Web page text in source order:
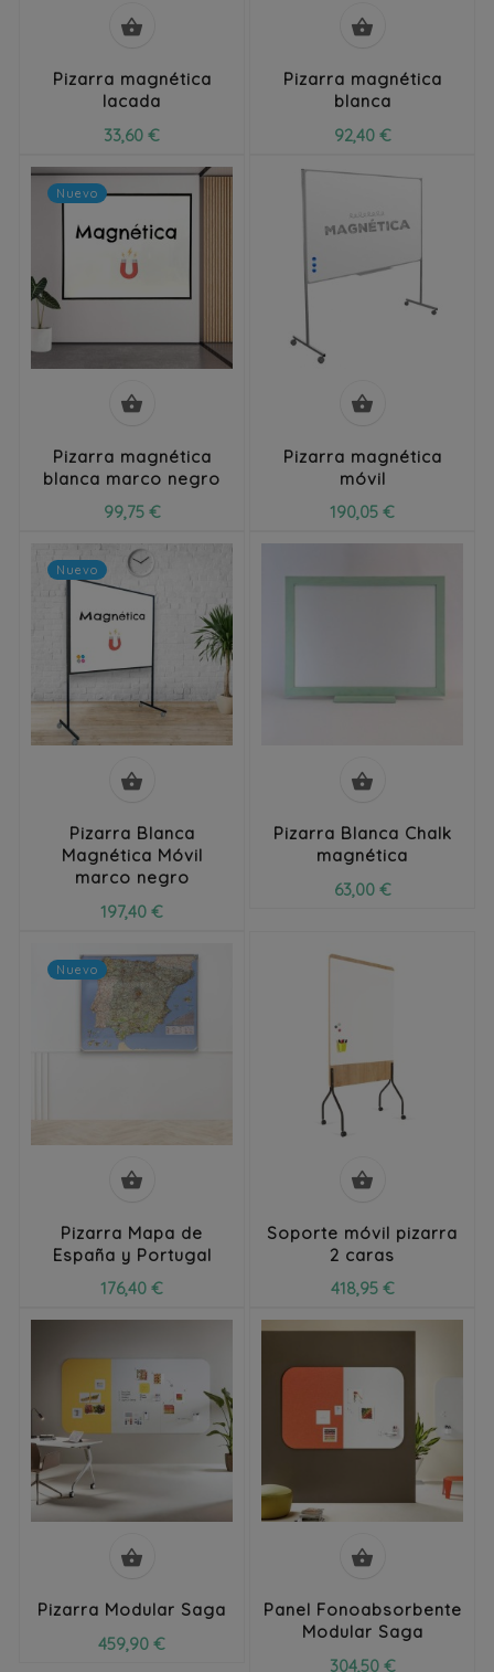

Pizarra magnética
lacada
33,60 €

Pizarra magnética
blanca
92,40 €
Nuevo

Pizarra magnética
blanca marco negro
99,75 €

Pizarra magnética
móvil
190,05 €
Nuevo

Pizarra Blanca
Magnética Móvil
marco negro
197,40 €

Pizarra Blanca Chalk
magnética
63,00 €
Nuevo

Pizarra Mapa de
España y Portugal
176,40 €

Soporte móvil pizarra
2 caras
418,95 €

Pizarra Modular Saga
459,90 €

Panel Fonoabsorbente
Modular Saga
304,50 €